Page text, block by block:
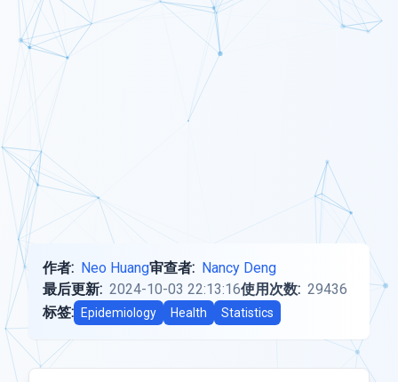
作者: Neo Huang审查者: Nancy Deng
最后更新: 2024-10-03 22:13:16使用次数: 29436
标签:
Epidemiology Health Statistics